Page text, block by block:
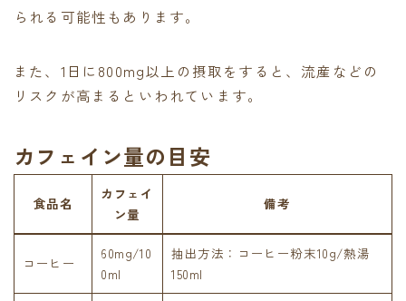
られる可能性もあります。
また、1日に800mg以上の摂取をすると、流産などの
リスクが高まるといわれています。
カフェイン量の目安
食品名
カフェイ
ン量
備考
コーヒー
60mg/10
0ml
抽出方法：コーヒー粉末10g/熱湯
150ml